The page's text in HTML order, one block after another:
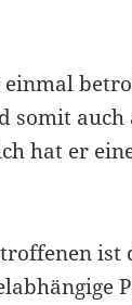
somit
hat er
ist